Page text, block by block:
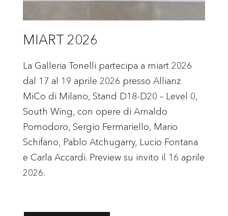
MIART 2026
La Galleria Tonelli partecipa a miart 2026
dal 17 al 19 aprile 2026 presso Allianz
MiCo di Milano, Stand D18-D20 – Level 0,
South Wing, con opere di Arnaldo
Pomodoro, Sergio Fermariello, Mario
Schifano, Pablo Atchugarry, Lucio Fontana
e Carla Accardi. Preview su invito il 16 aprile
2026.